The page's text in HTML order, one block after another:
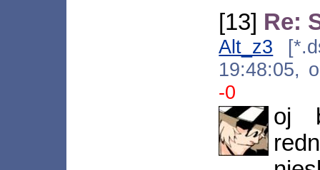
[13] Re:
Alt_z3
19:48:05,
-0
oj